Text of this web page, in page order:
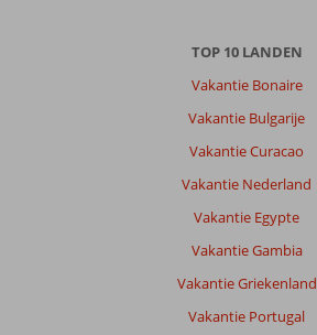
TOP 10 LANDEN
Vakantie Bonaire
Vakantie Bulgarije
Vakantie Curacao
Vakantie Nederland
Vakantie Egypte
Vakantie Gambia
Vakantie Griekenland
Vakantie Portugal